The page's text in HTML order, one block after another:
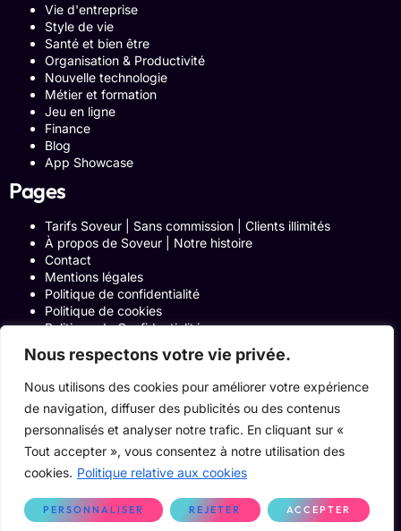
Nous respectons votre vie privée.
Nous utilisons des cookies pour améliorer votre expérience
de navigation, diffuser des publicités ou des contenus
personnalisés et analyser notre trafic. En cliquant sur «
Tout accepter », vous consentez à notre utilisation des
cookies. Politique relative aux cookies
PERSONNALISER REJETER ACCEPTER
Vie d'entreprise
Style de vie
Santé et bien être
Organisation & Productivité
Nouvelle technologie
Métier et formation
Jeu en ligne
Finance
Blog
App Showcase
Pages
Tarifs Soveur | Sans commission | Clients illimités
À propos de Soveur | Notre histoire
Contact
Mentions légales
Politique de confidentialité
Politique de cookies
Politique de Confidentialité
Blog
Notre histoire
Programme Affiliation
Conditions générales d’utilisation
ACCUEIL
Onglets Zone Affilié
Le Blog
Devenir pro